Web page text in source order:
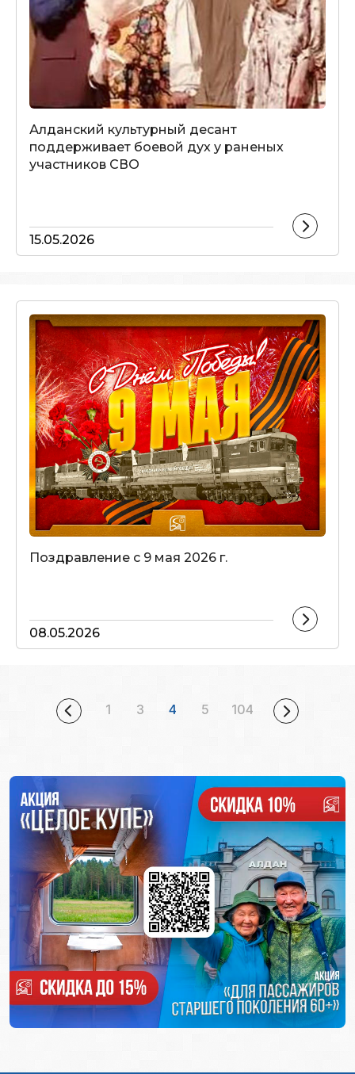
Алданский культурный десант
поддерживает боевой дух у раненых
участников СВО
15.05.2026
Поздравление с 9 мая 2026 г.
08.05.2026
1 3 4 5 104